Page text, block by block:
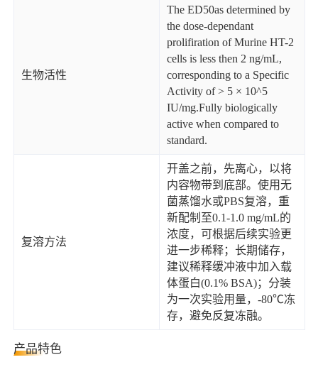
生物活性
The ED50as determined by
the dose-dependant
prolifiration of Murine HT-2
cells is less then 2 ng/mL,
corresponding to a Specific
Activity of > 5 × 10^5
IU/mg.Fully biologically
active when compared to
standard.
复溶方法
开盖之前，先离心，以将
内容物带到底部。使用无
菌蒸馏水或PBS复溶，重
新配制至0.1-1.0 mg/mL的
浓度，可根据后续实验更
进一步稀释；长期储存，
建议稀释缓冲液中加入载
体蛋白(0.1% BSA)；分装
为一次实验用量，-80℃冻
存，避免反复冻融。
产品特色